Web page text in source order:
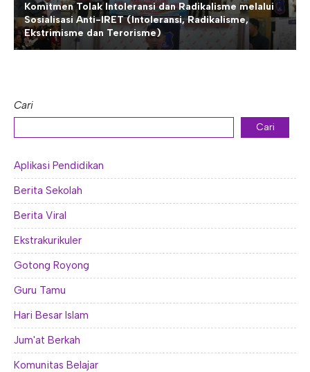
Komitmen Tolak Intoleransi dan Radikalisme melalui
Sosialisasi Anti-IRET (Intoleransi, Radikalisme,
Ekstrimisme dan Terorisme)
Cari
Cari
Aplikasi Pendidikan
Berita Sekolah
Berita Viral
Ekstrakurikuler
Gotong Royong
Guru Tamu
Hari Besar Islam
Jum'at Berkah
Komunitas Belajar